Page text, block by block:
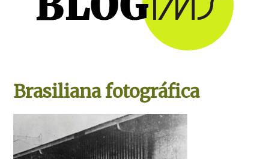
Brasiliana fotográfica